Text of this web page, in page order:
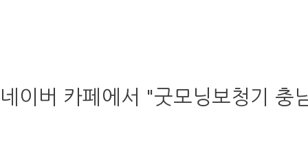
네이버 카페에서 "굿모닝보청기 충